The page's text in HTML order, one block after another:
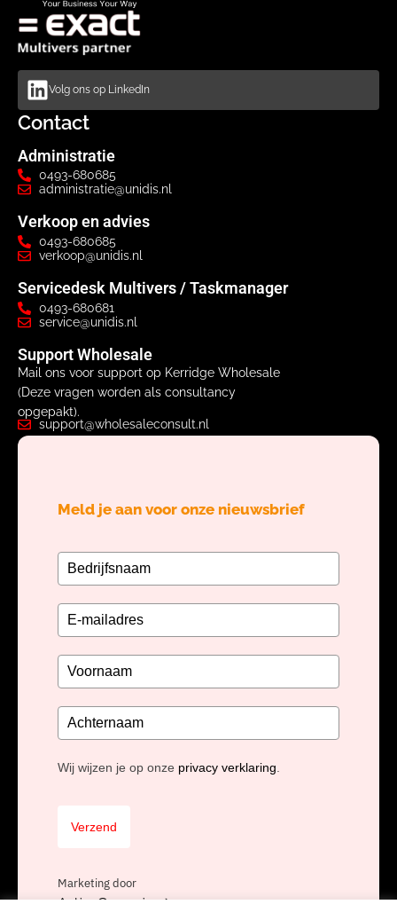
Volg ons op LinkedIn
Contact
Administratie
0493-680685
administratie@unidis.nl
Verkoop en advies
0493-680685
verkoop@unidis.nl
Servicedesk Multivers / Taskmanager
0493-680681
service@unidis.nl
Support Wholesale
Mail ons voor support op Kerridge Wholesale
(Deze vragen worden als consultancy
opgepakt).
support@wholesaleconsult.nl
Meld je aan voor onze nieuwsbrief
Wij wijzen je op onze privacy verklaring.
Verzend
Marketing door